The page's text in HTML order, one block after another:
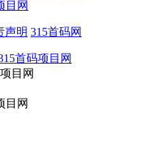
声明 315首码网
首码项目网